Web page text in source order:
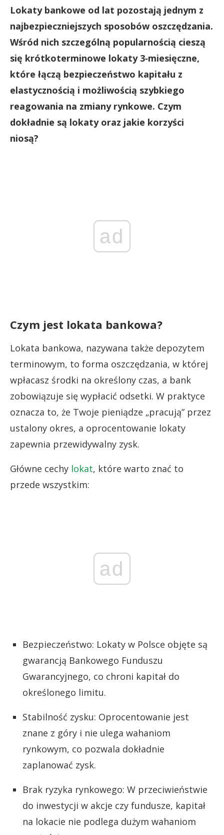
Lokaty bankowe od lat pozostają jednym z
najbezpieczniejszych sposobów oszczędzania.
Wśród nich szczególną popularnością cieszą
się krótkoterminowe lokaty 3‑miesięczne,
które łączą bezpieczeństwo kapitału z
elastycznością i możliwością szybkiego
reagowania na zmiany rynkowe. Czym
dokładnie są lokaty oraz jakie korzyści
niosą?
ad
Czym jest lokata bankowa?
Lokata bankowa, nazywana także depozytem
terminowym, to forma oszczędzania, w której
wpłacasz środki na określony czas, a bank
zobowiązuje się wypłacić odsetki. W praktyce
oznacza to, że Twoje pieniądze „pracują” przez
ustalony okres, a oprocentowanie lokaty
zapewnia przewidywalny zysk.
Główne cechy lokat, które warto znać to
przede wszystkim:
ad
Bezpieczeństwo: Lokaty w Polsce objęte są
gwarancją Bankowego Funduszu
Gwarancyjnego, co chroni kapitał do
określonego limitu.
Stabilność zysku: Oprocentowanie jest
znane z góry i nie ulega wahaniom
rynkowym, co pozwala dokładnie
zaplanować zysk.
Brak ryzyka rynkowego: W przeciwieństwie
do inwestycji w akcje czy fundusze, kapitał
na lokacie nie podlega dużym wahaniom